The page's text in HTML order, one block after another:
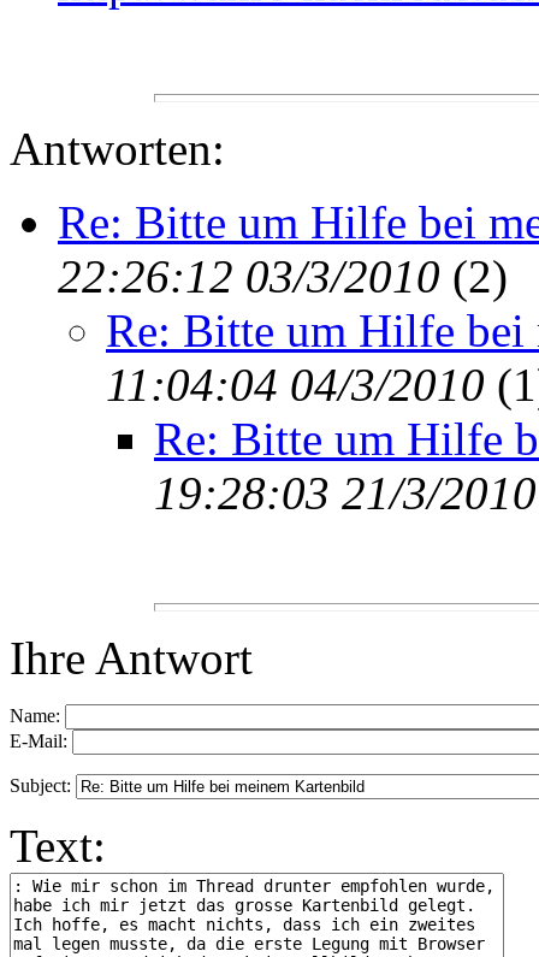
Antworten:
Re: Bitte um Hilfe bei
22:26:12 03/3/2010 (2)
Re: Bitte um Hilfe
11:04:04 04/3/2010 (
Re: Bitte um Hilfe
19:28:03 21/3/2010
Ihre Antwort
Name:
E-Mail:
Subject:
Text: